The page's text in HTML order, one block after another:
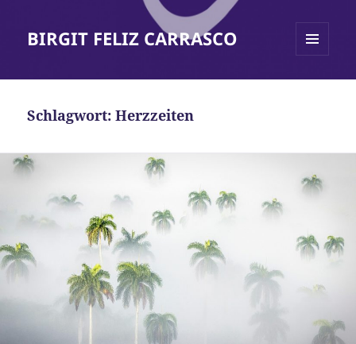
BIRGIT FELIZ CARRASCO
Schlagwort:Herzzeiten